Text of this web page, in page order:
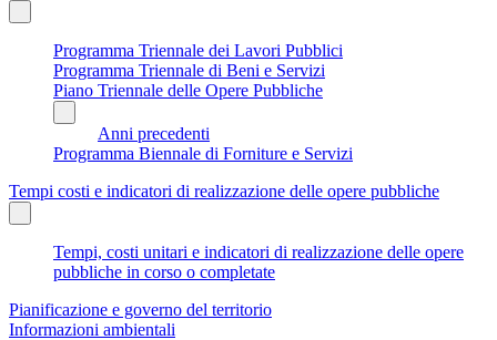
Programma Triennale dei Lavori Pubblici
Programma Triennale di Beni e Servizi
Piano Triennale delle Opere Pubbliche
Anni precedenti
Programma Biennale di Forniture e Servizi
Tempi costi e indicatori di realizzazione delle opere pubbliche
Tempi, costi unitari e indicatori di realizzazione delle opere
pubbliche in corso o completate
Pianificazione e governo del territorio
Informazioni ambientali